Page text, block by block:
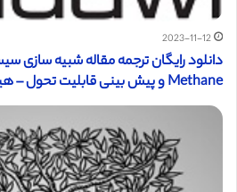
2023-11-12
Methane و پیش بینی قابلیت تحول – هینداوی 2017